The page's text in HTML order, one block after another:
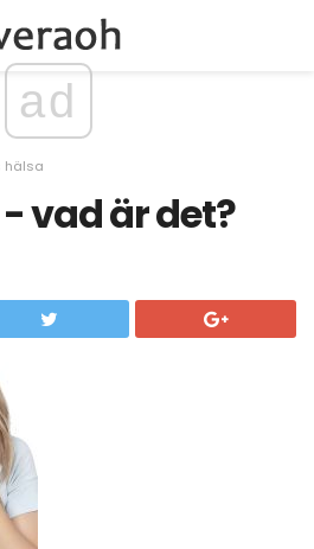
ad
hälsa
vad är det?